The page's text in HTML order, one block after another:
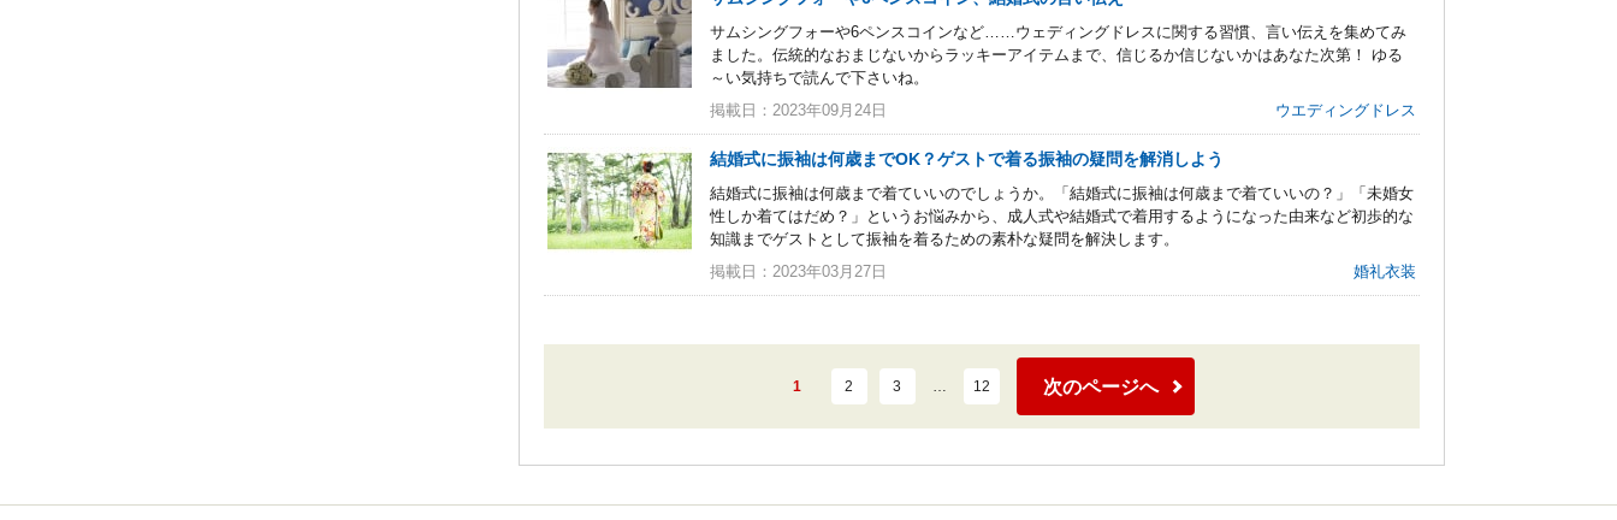
サムシングフォーや6ペンスコインなど……ウェディングドレスに関する習慣、言い伝えを集めてみ
ました。伝統的なおまじないからラッキーアイテムまで、信じるか信じないかはあなた次第！ ゆる
～い気持ちで読んで下さいね。
掲載日：2023年09月24日
ウエディングドレス
結婚式に振袖は何歳までOK？ゲストで着る振袖の疑問を解消しよう
結婚式に振袖は何歳まで着ていいのでしょうか。「結婚式に振袖は何歳まで着ていいの？」「未婚女
性しか着てはだめ？」というお悩みから、成人式や結婚式で着用するようになった由来など初歩的な
知識までゲストとして振袖を着るための素朴な疑問を解決します。
掲載日：2023年03月27日
婚礼衣装
1 2 3 … 12 次のページへ